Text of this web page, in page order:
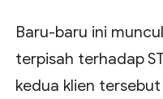
Baru-baru ini
terpisah terhadap
kedua klien